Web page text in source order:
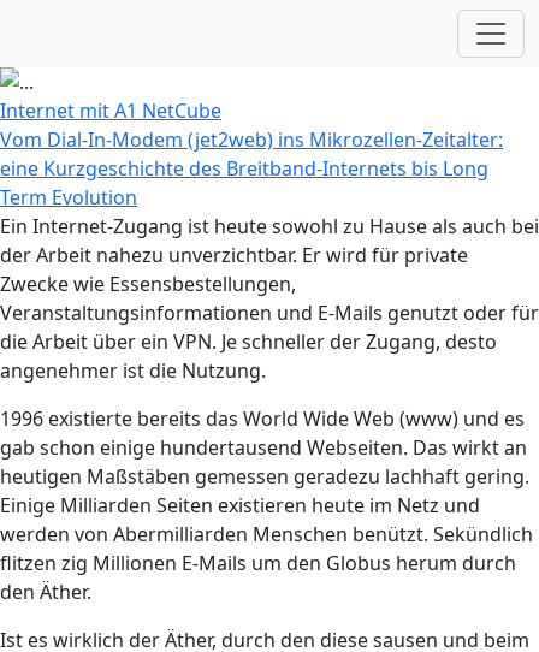
Internet mit A1 NetCube
Vom Dial-In-Modem (jet2web) ins Mikrozellen-Zeitalter:
eine Kurzgeschichte des Breitband-Internets bis Long
Term Evolution
Ein Internet-Zugang ist heute sowohl zu Hause als auch bei
der Arbeit nahezu unverzichtbar. Er wird für private
Zwecke wie Essensbestellungen,
Veranstaltungsinformationen und E-Mails genutzt oder für
die Arbeit über ein VPN. Je schneller der Zugang, desto
angenehmer ist die Nutzung.
1996 existierte bereits das World Wide Web (www) und es
gab schon einige hundertausend Webseiten. Das wirkt an
heutigen Maßstäben gemessen geradezu lachhaft gering.
Einige Milliarden Seiten existieren heute im Netz und
werden von Abermilliarden Menschen benützt. Sekündlich
flitzen zig Millionen E-Mails um den Globus herum durch
den Äther.
Ist es wirklich der Äther, durch den diese sausen und beim